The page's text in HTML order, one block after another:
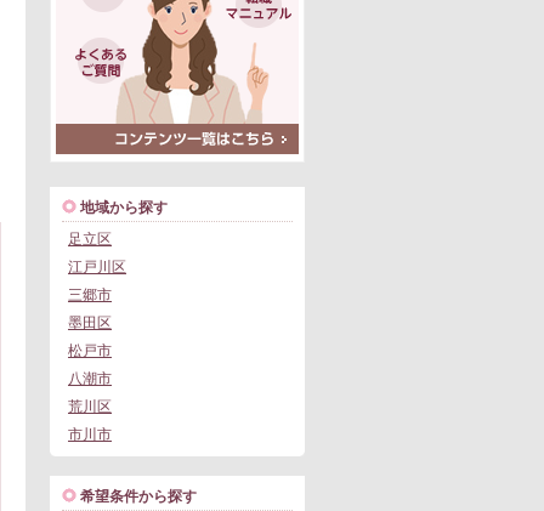
地域から探す
足立区
江戸川区
三郷市
墨田区
松戸市
八潮市
荒川区
市川市
希望条件から探す